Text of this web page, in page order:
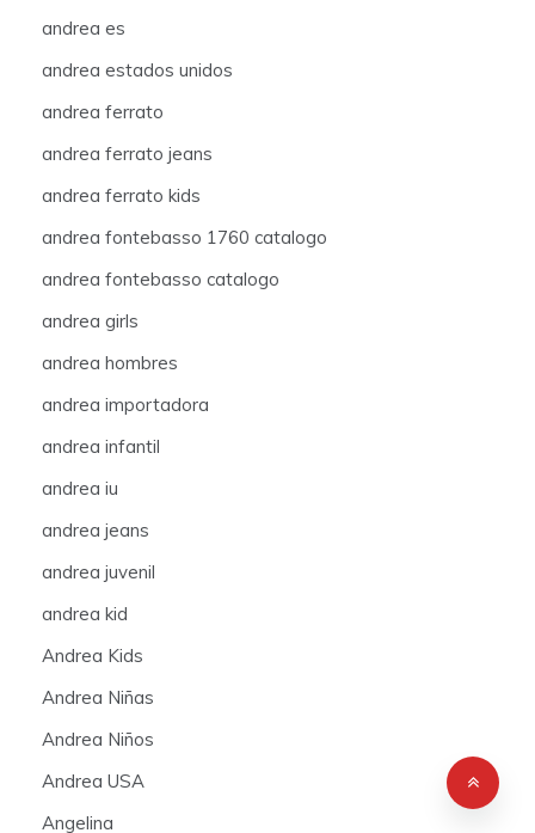
andrea es
andrea estados unidos
andrea ferrato
andrea ferrato jeans
andrea ferrato kids
andrea fontebasso 1760 catalogo
andrea fontebasso catalogo
andrea girls
andrea hombres
andrea importadora
andrea infantil
andrea iu
andrea jeans
andrea juvenil
andrea kid
Andrea Kids
Andrea Niñas
Andrea Niños
Andrea USA
Angelina